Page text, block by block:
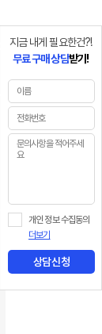
지금 내게 필요한건?!
무료 구매 상담받기!
개인 정보 수집동의
더보기
상담신청